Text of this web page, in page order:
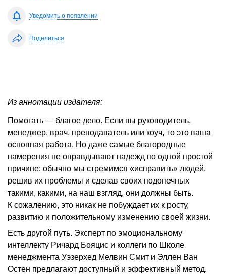
Уведомить о появлении
Поделиться
Из аннотации издателя:
Помогать — ​благое дело. Если вы руководитель,
менеджер, врач, преподаватель или коуч, то это ваша
основная работа. Но даже самые благородные
намерения не оправдывают надежд по одной простой
причине: обычно мы стре­мимся «исправить» людей,
решив их проблемы и сделав своих подо­печных
такими, какими, на наш взгляд, они должны быть.
К сожалению, это никак не побуждает их к росту,
развитию и положительному изменению своей жизни.
Есть другой путь. Эксперт по эмоциональному
интеллекту Ричард Бояцис и коллеги по Школе
менеджмента ­Уэзерхед Мелвин Смит и Эллен Ван
Остен предлагают доступный и эффективный метод.